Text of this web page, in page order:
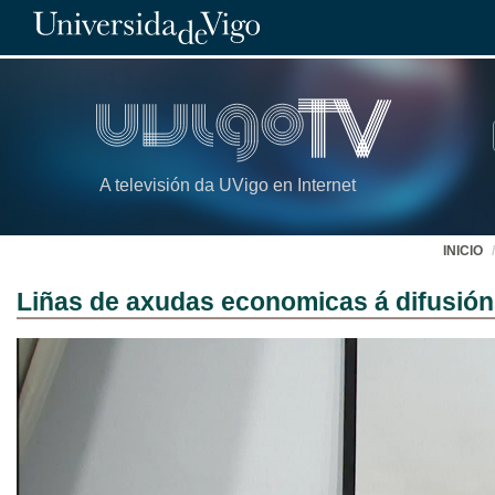
A televisión da UVigo en Internet
INICIO
Liñas de axudas economicas á